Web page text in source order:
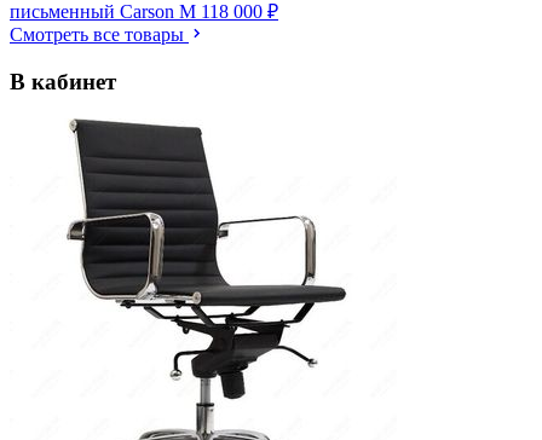
письменный Carson M 118 000 ₽
Смотреть все товары
В кабинет